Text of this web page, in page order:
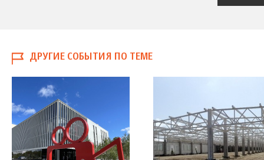
ДРУГИЕ СОБЫТИЯ ПО ТЕМЕ